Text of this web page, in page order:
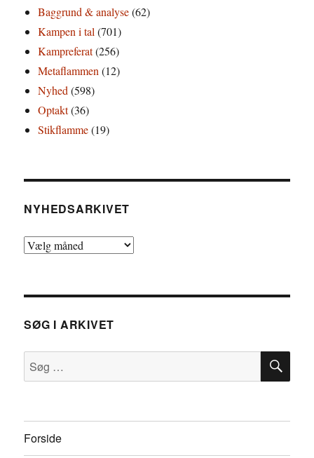
Baggrund & analyse(62)
Kampen i tal (701)
Kampreferat(256)
Metaflammen (12)
Nyhed (598)
Optakt(36)
Stikflamme(19)
NYHEDSARKIVET
Nyhedsarkivet
SØG I ARKIVET
Søg
efter:
SØG
Forside